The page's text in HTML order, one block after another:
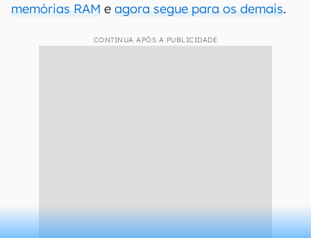
memórias RAM e agora segue para os demais.
CONTINUA APÓS A PUBLICIDADE